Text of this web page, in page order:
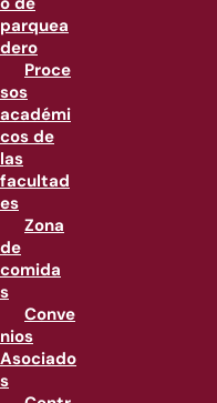
parquea
dero
Proce
sos
académi
cos de
las
facultad
es
Zona
de
comida
s
Conve
nios
Asociado
s